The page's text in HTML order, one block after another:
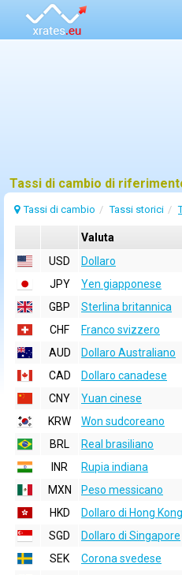
Tassi di cambio Tassi storici
Valuta
USD
Dollaro
JPY
Yen giapponese
GBP
Sterlina britannica
CHF
Franco svizzero
AUD
Dollaro Australiano
CAD
Dollaro canadese
CNY
Yuan cinese
KRW
Won sudcoreano
BRL
Real brasiliano
INR
Rupia indiana
MXN
Peso messicano
HKD
Dollaro di Hong Kong
SGD
Dollaro di Singapore
SEK
Corona svedese